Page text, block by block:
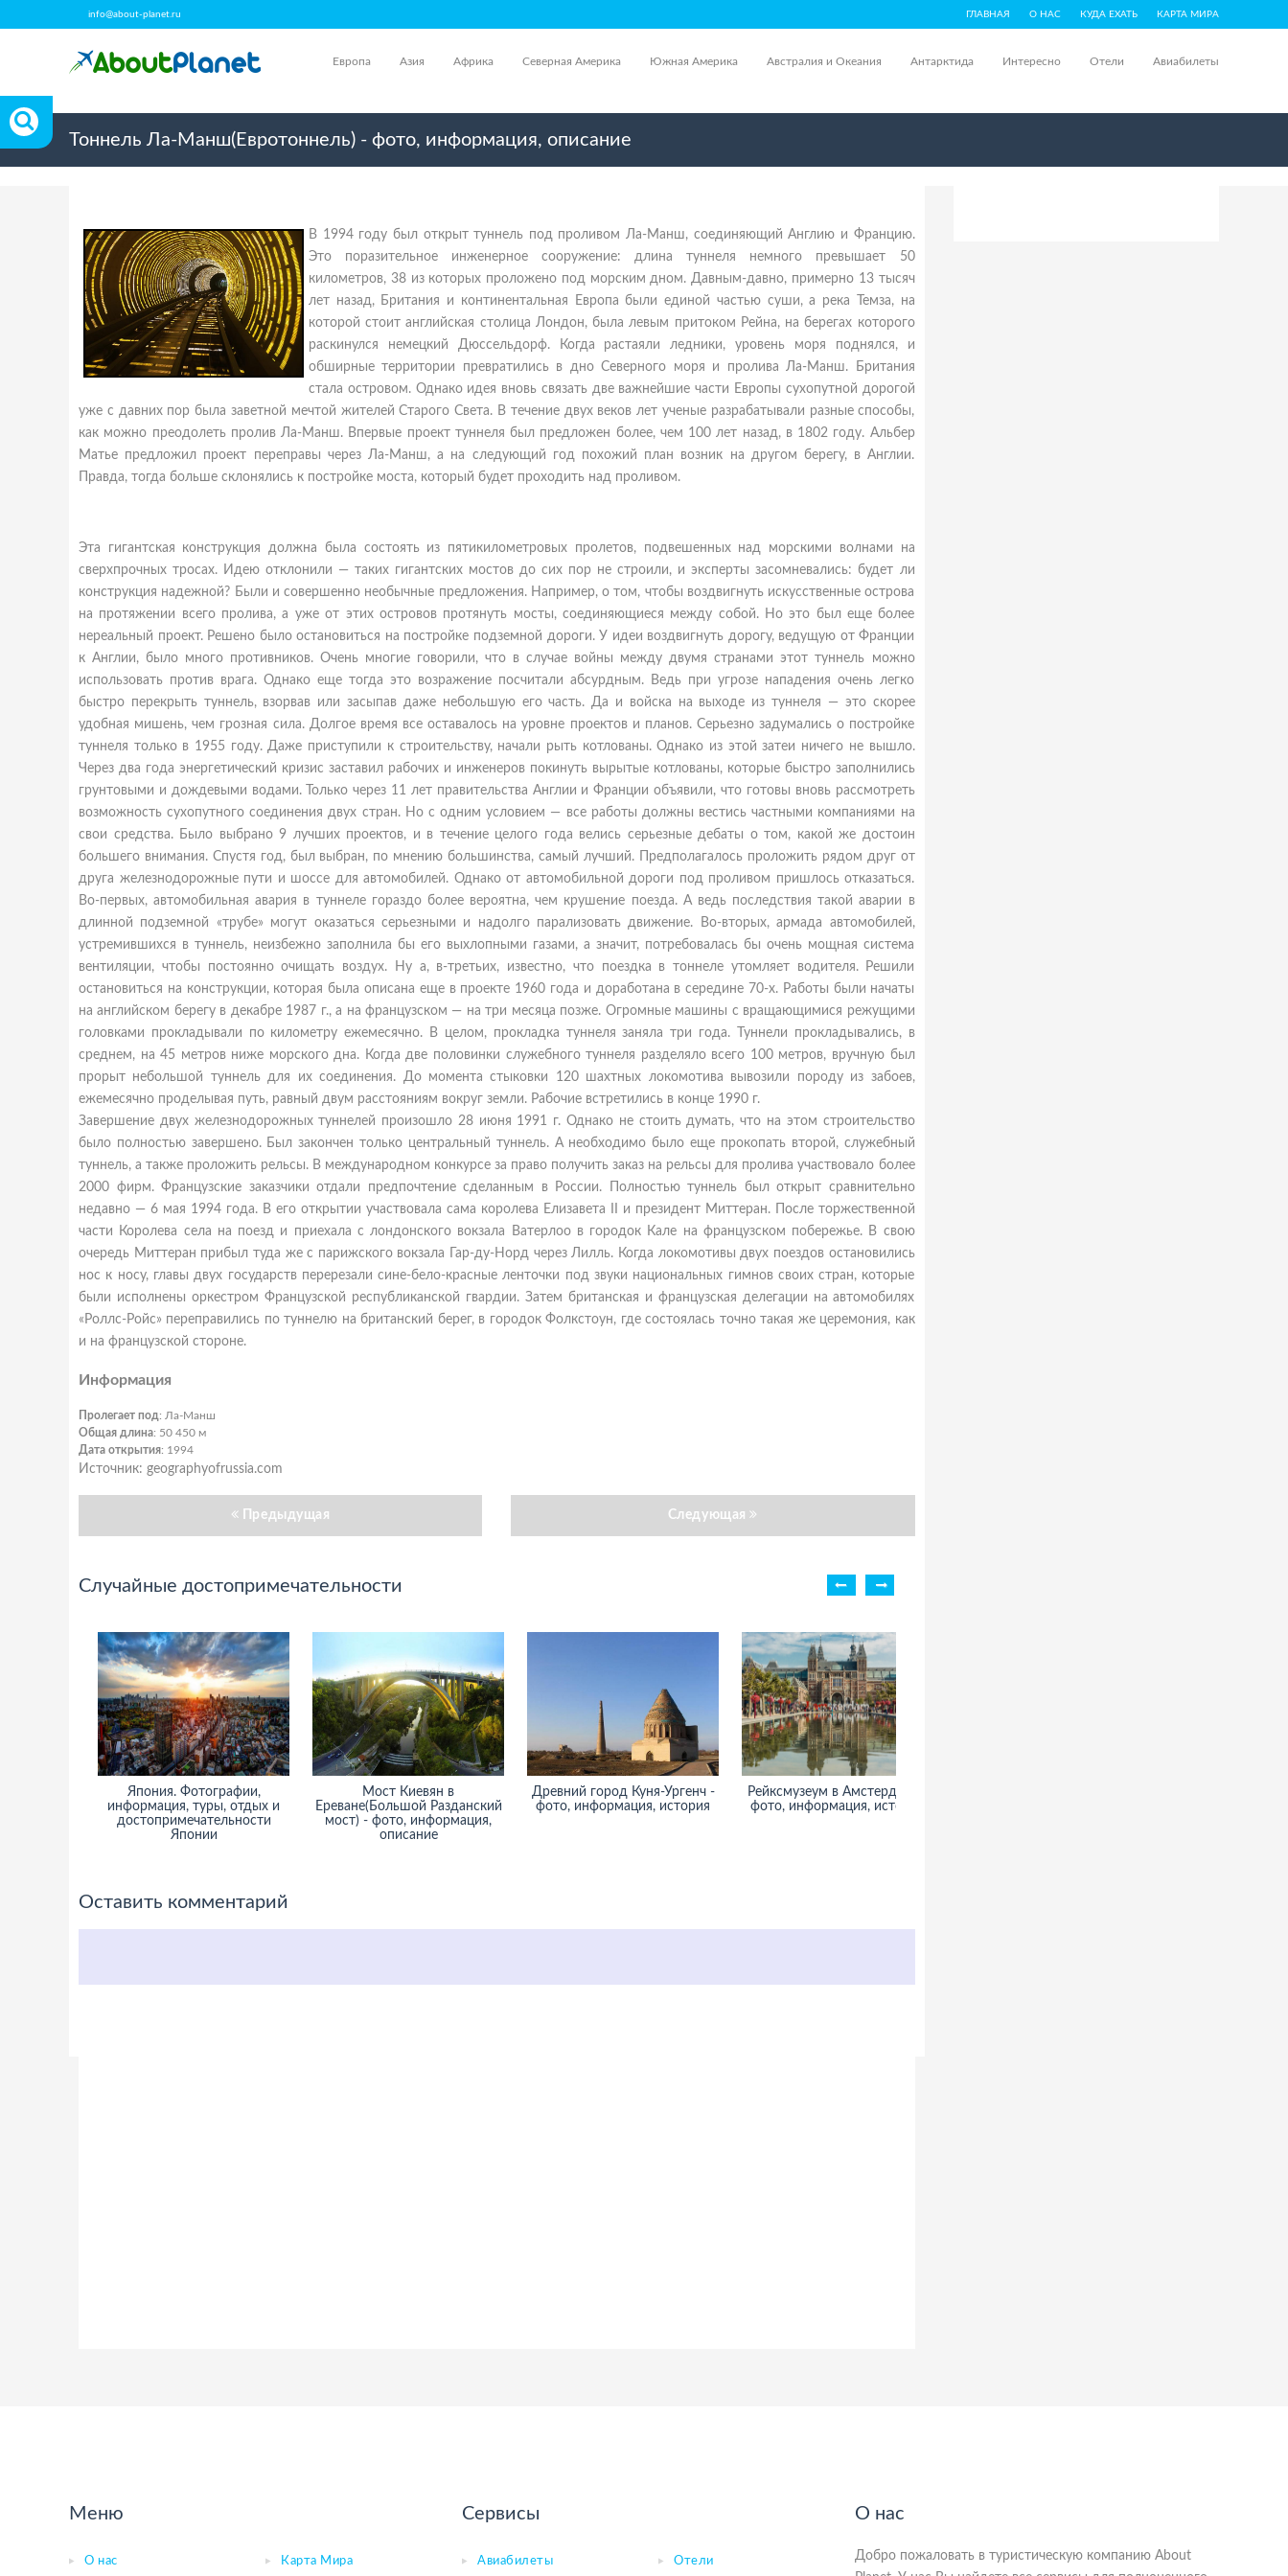
info@about-planet.ru ГЛАВНАЯ О НАС КУДА ЕХАТЬ КАРТА МИРА
Европа Азия Африка Северная Америка Южная Америка Австралия и Океания Антарктида Интересно Отели Авиабилеты
Тоннель Ла-Манш(Евротоннель) - фото, информация, описание
В 1994 году был открыт туннель под проливом Ла-Манш, соединяющий Англию и Францию.
Это поразительное инженерное сооружение: длина туннеля немного превышает 50
километров, 38 из которых проложено под морским дном. Давным-давно, примерно 13 тысяч
лет назад, Британия и континентальная Европа были единой частью суши, а река Темза, на
которой стоит английская столица Лондон, была левым притоком Рейна, на берегах которого
раскинулся немецкий Дюссельдорф. Когда растаяли ледники, уровень моря поднялся, и
обширные территории превратились в дно Северного моря и пролива Ла-Манш. Британия
стала островом. Однако идея вновь связать две важнейшие части Европы сухопутной дорогой
уже с давних пор была заветной мечтой жителей Старого Света. В течение двух веков лет ученые разрабатывали разные способы,
как можно преодолеть пролив Ла-Манш. Впервые проект туннеля был предложен более, чем 100 лет назад, в 1802 году. Альбер
Матье предложил проект переправы через Ла-Манш, а на следующий год похожий план возник на другом берегу, в Англии.
Правда, тогда больше склонялись к постройке моста, который будет проходить над проливом.
Эта гигантская конструкция должна была состоять из пятикилометровых пролетов, подвешенных над морскими волнами на
сверхпрочных тросах. Идею отклонили — таких гигантских мостов до сих пор не строили, и эксперты засомневались: будет ли
конструкция надежной? Были и совершенно необычные предложения. Например, о том, чтобы воздвигнуть искусственные острова
на протяжении всего пролива, а уже от этих островов протянуть мосты, соединяющиеся между собой. Но это был еще более
нереальный проект. Решено было остановиться на постройке подземной дороги. У идеи воздвигнуть дорогу, ведущую от Франции
к Англии, было много противников. Очень многие говорили, что в случае войны между двумя странами этот туннель можно
использовать против врага. Однако еще тогда это возражение посчитали абсурдным. Ведь при угрозе нападения очень легко
быстро перекрыть туннель, взорвав или засыпав даже небольшую его часть. Да и войска на выходе из туннеля — это скорее
удобная мишень, чем грозная сила. Долгое время все оставалось на уровне проектов и планов. Серьезно задумались о постройке
туннеля только в 1955 году. Даже приступили к строительству, начали рыть котлованы. Однако из этой затеи ничего не вышло.
Через два года энергетический кризис заставил рабочих и инженеров покинуть вырытые котлованы, которые быстро заполнились
грунтовыми и дождевыми водами. Только через 11 лет правительства Англии и Франции объявили, что готовы вновь рассмотреть
возможность сухопутного соединения двух стран. Но с одним условием — все работы должны вестись частными компаниями на
свои средства. Было выбрано 9 лучших проектов, и в течение целого года велись серьезные дебаты о том, какой же достоин
большего внимания. Спустя год, был выбран, по мнению большинства, самый лучший. Предполагалось проложить рядом друг от
друга железнодорожные пути и шоссе для автомобилей. Однако от автомобильной дороги под проливом пришлось отказаться.
Во-первых, автомобильная авария в туннеле гораздо более вероятна, чем крушение поезда. А ведь последствия такой аварии в
длинной подземной «трубе» могут оказаться серьезными и надолго парализовать движение. Во-вторых, армада автомобилей,
устремившихся в туннель, неизбежно заполнила бы его выхлопными газами, а значит, потребовалась бы очень мощная система
вентиляции, чтобы постоянно очищать воздух. Ну а, в-третьих, известно, что поездка в тоннеле утомляет водителя. Решили
остановиться на конструкции, которая была описана еще в проекте 1960 года и доработана в середине 70-х. Работы были начаты
на английском берегу в декабре 1987 г., а на французском — на три месяца позже. Огромные машины с вращающимися режущими
головками прокладывали по километру ежемесячно. В целом, прокладка туннеля заняла три года. Туннели прокладывались, в
среднем, на 45 метров ниже морского дна. Когда две половинки служебного туннеля разделяло всего 100 метров, вручную был
прорыт небольшой туннель для их соединения. До момента стыковки 120 шахтных локомотива вывозили породу из забоев,
ежемесячно проделывая путь, равный двум расстояниям вокруг земли. Рабочие встретились в конце 1990 г.
Завершение двух железнодорожных туннелей произошло 28 июня 1991 г. Однако не стоить думать, что на этом строительство
было полностью завершено. Был закончен только центральный туннель. А необходимо было еще прокопать второй, служебный
туннель, а также проложить рельсы. В международном конкурсе за право получить заказ на рельсы для пролива участвовало более
2000 фирм. Французские заказчики отдали предпочтение сделанным в России. Полностью туннель был открыт сравнительно
недавно — 6 мая 1994 года. В его открытии участвовала сама королева Елизавета II и президент Миттеран. После торжественной
части Королева села на поезд и приехала с лондонского вокзала Ватерлоо в городок Кале на французском побережье. В свою
очередь Миттеран прибыл туда же с парижского вокзала Гар-ду-Норд через Лилль. Когда локомотивы двух поездов остановились
нос к носу, главы двух государств перерезали сине-бело-красные ленточки под звуки национальных гимнов своих стран, которые
были исполнены оркестром Французской республиканской гвардии. Затем британская и французская делегации на автомобилях
«Роллс-Ройс» переправились по туннелю на британский берег, в городок Фолкстоун, где состоялась точно такая же церемония, как
и на французской стороне.
Информация
Пролегает под: Ла-Манш
Общая длина: 50 450 м
Дата открытия: 1994
Источник: geographyofrussia.com
Предыдущая Следующая
Случайные достопримечательности
Япония. Фотографии,
информация, туры, отдых и
достопримечательности
Японии
Мост Киевян в
Ереване(Большой Разданский
мост) - фото, информация,
описание
Древний город Куня-Ургенч -
фото, информация, история
Рейксмузеум в Амстердаме -
фото, информация, история
Оставить комментарий
Меню
О нас Карта Мира
Сервисы
Авиабилеты Отели
О нас
Добро пожаловать в туристическую компанию About